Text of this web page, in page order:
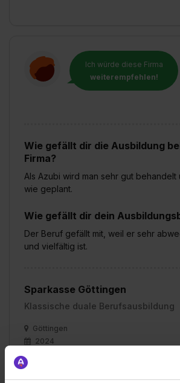
Ich würde diese Firma
weiterempfehlen!
Wie gefällt dir die Ausbildung
Firma?
Als Azubi wird man sehr gut behandelt
wie geplant.
Wie gefällt dir dein
Der Beruf gefällt mit, weil er sehr
und vielfältig ist.
Sparkasse Göttingen
Klassische duale Berufsausbildung
Göttingen
2024